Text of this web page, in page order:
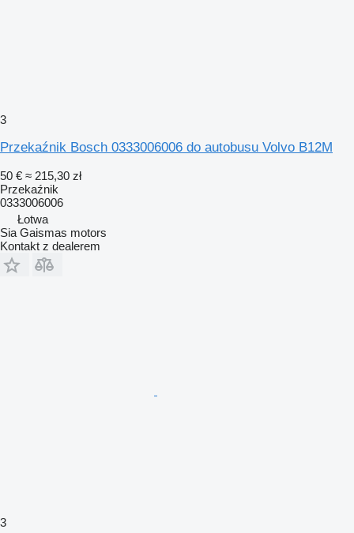
3
Przekaźnik Bosch 0333006006 do autobusu Volvo B12M
50 € ≈ 215,30 zł
Przekaźnik
0333006006
Łotwa
Sia Gaismas motors
Kontakt z dealerem
3